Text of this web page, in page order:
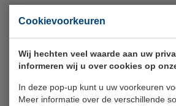
Cookievoorkeuren
Wij hechten veel waarde aan uw
informeren wij u over cookies op
In deze pop-up kunt u uw voorkeuren
Meer informatie over de verschillende
Stichting van de Arbeid wil
regeling voortzetten